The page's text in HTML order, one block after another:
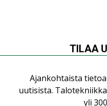
KOLUMNI
TILAA
Ajankohtaista
uutisista.
yli